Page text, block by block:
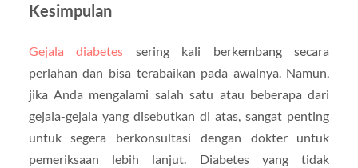
Kesimpulan
Gejala diabetes sering kali berkembang secara
perlahan dan bisa terabaikan pada awalnya. Namun,
jika Anda mengalami salah satu atau beberapa dari
gejala-gejala yang disebutkan di atas, sangat penting
untuk segera berkonsultasi dengan dokter untuk
pemeriksaan lebih lanjut. Diabetes yang tidak